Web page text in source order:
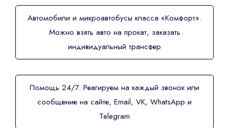
Автомобили и микроавтобусы класса «Комфорт».
Можно взять авто на прокат, заказать
индивидуальный трансфер
Помощь 24/7. Реагируем на каждый звонок или
сообщение на сайте, Email, VK, WhatsApp и
Telegram